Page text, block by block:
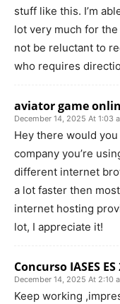
stuff like this. I’m
lot very much for
not be reluctant to
who requires
aviator game
December 14, 2025 At 1:03
Hey there would
company you’re
different internet
a lot faster then
internet hosting
lot, I appreciate it!
Concurso IASES ES
December 14, 2025 At 2:10
Keep working